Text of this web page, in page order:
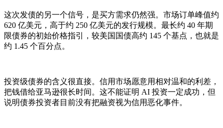
这次发债的另一个信号，是买方需求仍然强。市场订单峰值约
620 亿美元，高于约 250 亿美元的发行规模。最长约 40 年期
限债券的初始价格指引，较美国国债高约 145 个基点，也就是
约 1.45 个百分点。
投资级债券的含义很直接。信用市场愿意用相对温和的利差，
把钱借给亚马逊很长时间。这不能证明 AI 投资一定成功，但
说明债券投资者目前没有把融资视为信用恶化事件。